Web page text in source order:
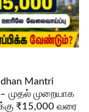
Mantri
– முதல் முறையாக
₹15,000 வரை